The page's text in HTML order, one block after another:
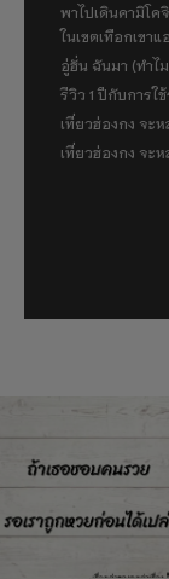
พาไปเดินคามิโค
ในเขตเทือกเขา
อู่ฮั่น ฉันมา (ทำไ
รีวิว 1 ปีกับการใ
เที่ยวฮ่องกง จะห
เที่ยวฮ่องกง จะห